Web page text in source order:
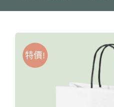
材質色樣
特價!